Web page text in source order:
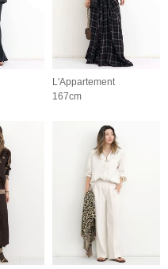
L'Appartement
167cm